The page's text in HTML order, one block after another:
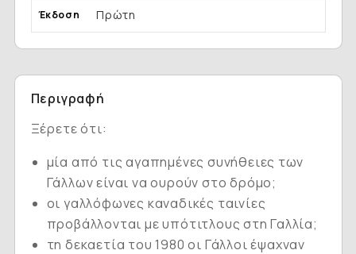
Έκδοση Πρώτη
Περιγραφή
Ξέρετε ότι:
μία από τις αγαπημένες συνήθειες των
Γάλλων είναι να ουρούν στο δρόμο;
οι γαλλόφωνες καναδικές ταινίες
προβάλλονται με υπότιτλους στη Γαλλία;
τη δεκαετία του 1980 οι Γάλλοι έψαχναν